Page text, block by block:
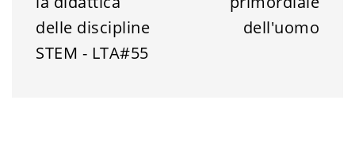
delle discipline
STEM - LTA#55
dell'uomo